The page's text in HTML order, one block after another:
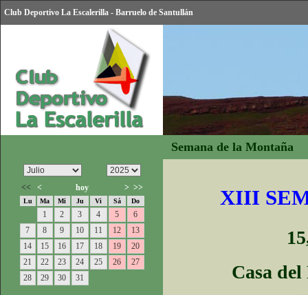
Club Deportivo La Escalerilla - Barruelo de Santullán
Semana de la Montaña
<< < hoy > >>
Lu Ma Mi Ju Vi Sá Do
1 2 3 4 5
6
7
8 9 10 11 12
13
14
15 16 17 18 19
20
21
22 23 24 25 26
27
28
29 30 31
XIII
Casa